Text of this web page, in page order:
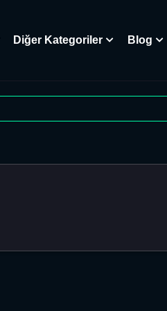
Diğer Kategoriler Blog